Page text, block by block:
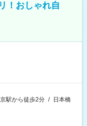
！おしゃれ自
駅から徒歩2分 / 日本橋